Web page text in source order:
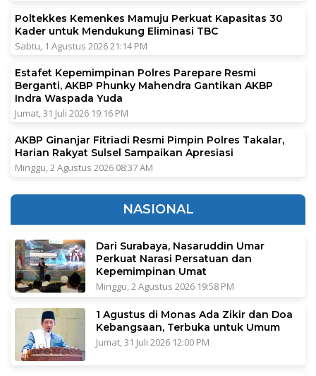
Poltekkes Kemenkes Mamuju Perkuat Kapasitas 30
Kader untuk Mendukung Eliminasi TBC
Sabtu, 1 Agustus 2026 21:14 PM
Estafet Kepemimpinan Polres Parepare Resmi
Berganti, AKBP Phunky Mahendra Gantikan AKBP
Indra Waspada Yuda
Jumat, 31 Juli 2026 19:16 PM
AKBP Ginanjar Fitriadi Resmi Pimpin Polres Takalar,
Harian Rakyat Sulsel Sampaikan Apresiasi
Minggu, 2 Agustus 2026 08:37 AM
NASIONAL
Dari Surabaya, Nasaruddin Umar
Perkuat Narasi Persatuan dan
Kepemimpinan Umat
Minggu, 2 Agustus 2026 19:58 PM
1 Agustus di Monas Ada Zikir dan Doa
Kebangsaan, Terbuka untuk Umum
Jumat, 31 Juli 2026 12:00 PM